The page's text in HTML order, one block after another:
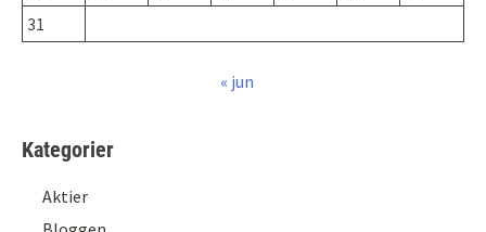
31
« jun
Kategorier
Aktier